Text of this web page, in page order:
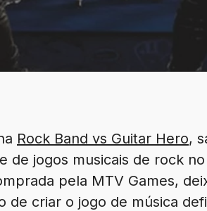
Rock Band vs Guitar Hero,
de jogos musicais de rock
pela MTV Games,
de criar o jogo de música